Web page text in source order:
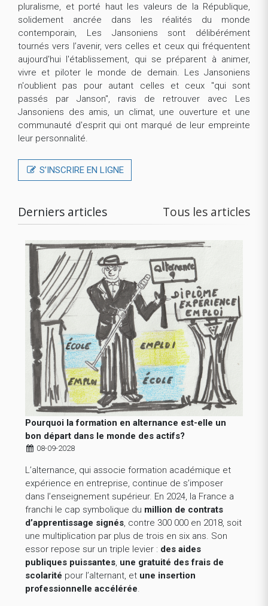
pluralisme, et porté haut les valeurs de la République,
solidement ancrée dans les réalités du monde
contemporain, Les Jansoniens sont délibérément
tournés vers l’avenir, vers celles et ceux qui fréquentent
aujourd'hui l'établissement, qui se préparent à animer,
vivre et piloter le monde de demain. Les Jansoniens
n'oublient pas pour autant celles et ceux "qui sont
passés par Janson", ravis de retrouver avec Les
Jansoniens des amis, un climat, une ouverture et une
communauté d'esprit qui ont marqué de leur empreinte
leur personnalité.
S’INSCRIRE EN LIGNE
Derniers articles Tous les articles
Pourquoi la formation en alternance est-elle un
bon départ dans le monde des actifs?
08-09-2028
L’alternance, qui associe formation académique et
expérience en entreprise, continue de s’imposer
dans l’enseignement supérieur. En 2024, la France a
franchi le cap symbolique du million de contrats
d’apprentissage signés, contre 300 000 en 2018, soit
une multiplication par plus de trois en six ans. Son
essor repose sur un triple levier : des aides
publiques puissantes, une gratuité des frais de
scolarité pour l’alternant, et une insertion
professionnelle accélérée.